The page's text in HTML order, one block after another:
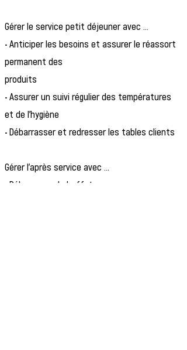
Gérer le service petit déjeuner avec ...
• Anticiper les besoins et assurer le réassort
permanent des
produits
• Assurer un suivi régulier des températures
et de l’hygiène
• Débarrasser et redresser les tables clients
Gérer l’après service avec ...
• Débarrasser le buffet